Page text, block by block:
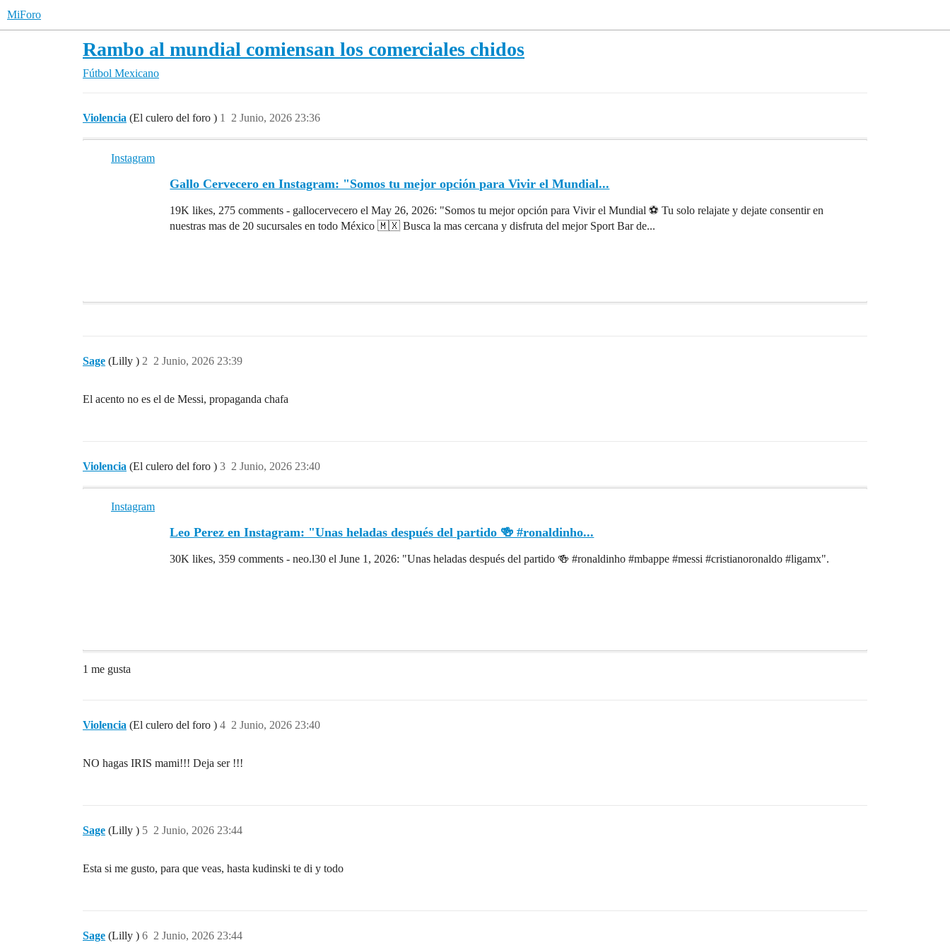
MiForo
Rambo al mundial comiensan los comerciales chidos
Fútbol Mexicano
Violencia (El culero del foro ) 2 Junio, 2026 23:36
1
Instagram
Gallo Cervecero en Instagram: "Somos tu mejor opción para Vivir el Mundial...
19K likes, 275 comments - gallocervecero el May 26, 2026: "Somos tu mejor opción para Vivir el Mundial ⚽️ Tu solo relajate y dejate consentir en
nuestras mas de 20 sucursales en todo México 🇲🇽 Busca la mas cercana y disfruta del mejor Sport Bar de...
Sage (Lilly ) 2 Junio, 2026 23:39
2
El acento no es el de Messi, propaganda chafa
Violencia (El culero del foro ) 2 Junio, 2026 23:40
3
Instagram
Leo Perez en Instagram: "Unas heladas después del partido 🍻 #ronaldinho...
30K likes, 359 comments - neo.l30 el June 1, 2026: "Unas heladas después del partido 🍻 #ronaldinho #mbappe #messi #cristianoronaldo #ligamx".
1 me gusta
Violencia (El culero del foro ) 2 Junio, 2026 23:40
4
NO hagas IRIS mami!!! Deja ser !!!
Sage (Lilly ) 2 Junio, 2026 23:44
5
Esta si me gusto, para que veas, hasta kudinski te di y todo
Sage (Lilly ) 2 Junio, 2026 23:44
6